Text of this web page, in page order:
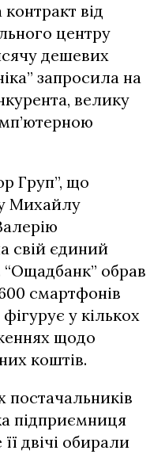
від
центру
дешевих
запросила на
велику
Груп”, що
Михайлу
свій єдиний
“Ощадбанк” обрав
смартфонів
у кількох
щодо
коштів.
постачальників
підприємниця
двічі обирали